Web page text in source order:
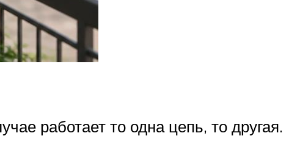
работает то одна цепь, то другая.